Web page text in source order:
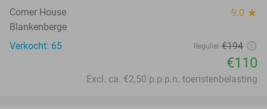
Corner House 9.0 star
Blankenberge
Verkocht: 65
Regulier €194
€110
Excl. ca. €2,50 p.p.p.n. toeristenbelasting